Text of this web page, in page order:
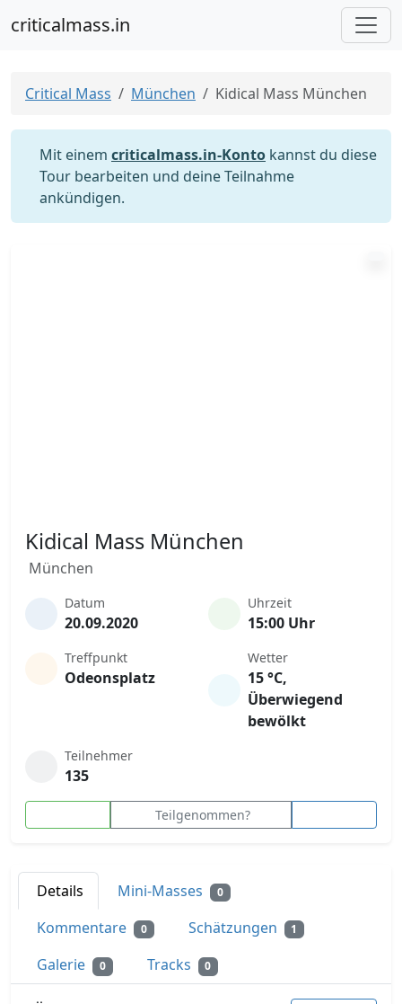
criticalmass.in
Critical Mass München Kidical Mass München
Mit einem criticalmass.in-Konto kannst du diese
Tour bearbeiten und deine Teilnahme
ankündigen.
Kidical Mass München
München
Datum
20.09.2020
Uhrzeit
15:00 Uhr
Treffpunkt
Odeonsplatz
Wetter
15 °C,
Überwiegend
bewölkt
Teilnehmer
135
Teilgenommen?
Details Mini-Masses 0
Kommentare 0 Schätzungen 1
Galerie 0 Tracks 0